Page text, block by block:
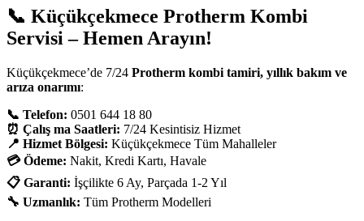
📞 Küçükçekmece Protherm Kombi
Servisi – Hemen Arayın!
Küçükçekmece’de 7/24 Protherm kombi tamiri, yıllık bakım ve
arıza onarımı:
📞 Telefon: 0501 644 18 80
⏰ Çalış ma Saatleri: 7/24 Kesintisiz Hizmet
📍 Hizmet Bölgesi: Küçükçekmece Tüm Mahalleler
💳 Ödeme: Nakit, Kredi Kartı, Havale
📋 Garanti: İşçilikte 6 Ay, Parçada 1-2 Yıl
🔧 Uzmanlık: Tüm Protherm Modelleri